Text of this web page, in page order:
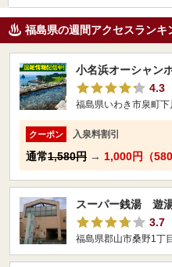
福島県の週間アクセスランキ
小名浜オーシャン
4.3
福島県いわき市泉町下
クーポン 入泉料割引
通常1,580円 → 1,000円（
スーパー銭湯 遊
3.7
福島県郡山市桑野1丁